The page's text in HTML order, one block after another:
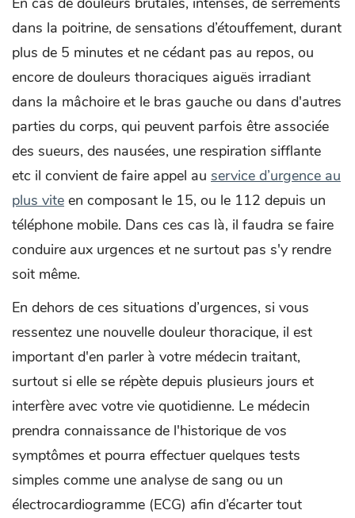
dans la poitrine, de sensations d’étouffement, durant
plus de 5 minutes et ne cédant pas au repos, ou
encore de douleurs thoraciques aiguës irradiant
dans la mâchoire et le bras gauche ou dans d'autres
parties du corps, qui peuvent parfois être associée
des sueurs, des nausées, une respiration sifflante
etc il convient de faire appel au service d’urgence au
plus vite en composant le 15, ou le 112 depuis un
téléphone mobile. Dans ces cas là, il faudra se faire
conduire aux urgences et ne surtout pas s'y rendre
soit même.
En dehors de ces situations d’urgences, si vous
ressentez une nouvelle douleur thoracique, il est
important d'en parler à votre médecin traitant,
surtout si elle se répète depuis plusieurs jours et
interfère avec votre vie quotidienne. Le médecin
prendra connaissance de l'historique de vos
symptômes et pourra effectuer quelques tests
simples comme une analyse de sang ou un
électrocardiogramme (ECG) afin d’écarter tout